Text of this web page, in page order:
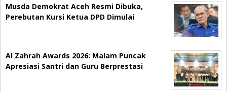
Musda Demokrat Aceh Resmi Dibuka,
Perebutan Kursi Ketua DPD Dimulai
Al Zahrah Awards 2026: Malam Puncak
Apresiasi Santri dan Guru Berprestasi